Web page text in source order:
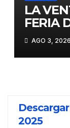
LA
FERIA
EL
AGO 3, 2026
2025